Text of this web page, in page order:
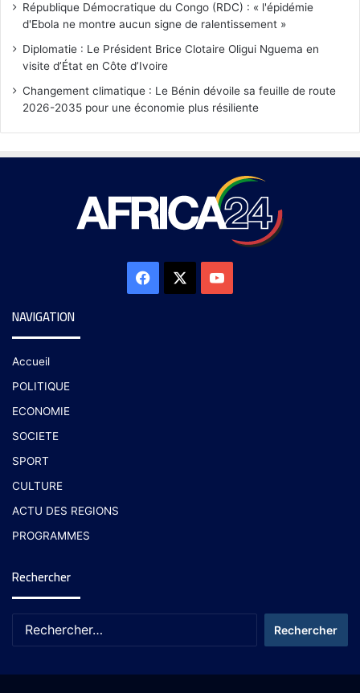
République Démocratique du Congo (RDC) : « l'épidémie
d'Ebola ne montre aucun signe de ralentissement »
Diplomatie : Le Président Brice Clotaire Oligui Nguema en
visite d’État en Côte d’Ivoire
Changement climatique : Le Bénin dévoile sa feuille de route
2026-2035 pour une économie plus résiliente
NAVIGATION
Accueil
POLITIQUE
ECONOMIE
SOCIETE
SPORT
CULTURE
ACTU DES REGIONS
PROGRAMMES
Rechercher